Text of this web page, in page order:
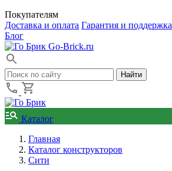
Покупателям
Доставка и оплата Гарантия и поддержка
Блог
Go-Brick.ru
Каталог
Главная
Каталог конструкторов
Сити